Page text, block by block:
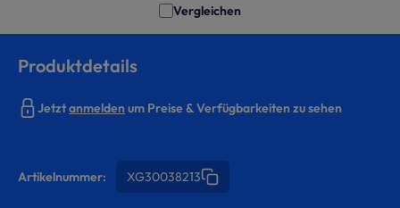
Vergleichen
Produktdetails
Jetztanmeldenum Preise & Verfügbarkeiten zu sehen
Artikelnummer: XG30038213